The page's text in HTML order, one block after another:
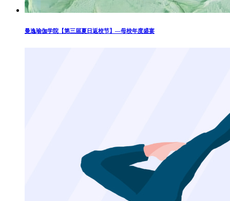
曼逸瑜伽学院【第三届夏日返校节】—母校年度盛宴